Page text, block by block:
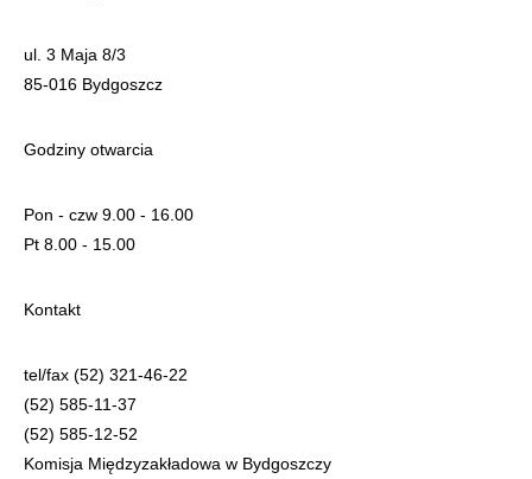
ul. 3 Maja 8/3
85-016 Bydgoszcz
Godziny otwarcia
Pon - czw 9.00 - 16.00
Pt 8.00 - 15.00
Kontakt
tel/fax (52) 321-46-22
(52) 585-11-37
(52) 585-12-52
Komisja Międzyzakładowa w Bydgoszczy